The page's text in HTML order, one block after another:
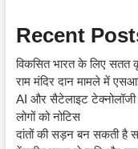
Recent
विकसित भारत के लिए सतत
राम मंदिर दान मामले में
AI और सैटेलाइट
लोगों को नोटिस
दांतों की सड़न बन सकती है